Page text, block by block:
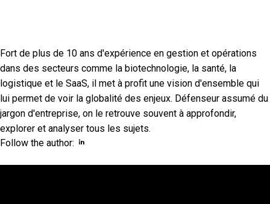
Fort de plus de 10 ans d'expérience en gestion et opérations
dans des secteurs comme la biotechnologie, la santé, la
logistique et le SaaS, il met à profit une vision d'ensemble qui
lui permet de voir la globalité des enjeux. Défenseur assumé du
jargon d'entreprise, on le retrouve souvent à approfondir,
explorer et analyser tous les sujets.
Follow the author: Opens new window